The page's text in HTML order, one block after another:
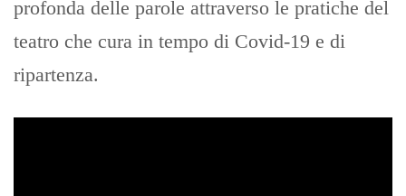
profonda delle parole attraverso le pratiche del
teatro che cura in tempo di Covid-19 e di
ripartenza.